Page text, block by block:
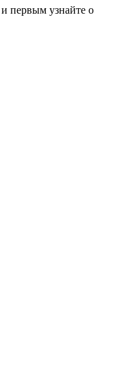
первым узнайте о